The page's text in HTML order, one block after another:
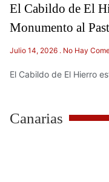
El Cabildo de El
Monumento al
Julio 14, 2026 No Hay
El Cabildo de El Hierro
Canarias